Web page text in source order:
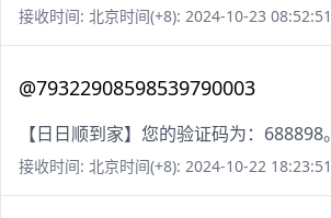
接收时间: 北京时间(+8): 2024-10-23 08:52:51
@79322908598539790003
【日日顺到家】您的验证码为：688898。
接收时间: 北京时间(+8): 2024-10-22 18:23:51